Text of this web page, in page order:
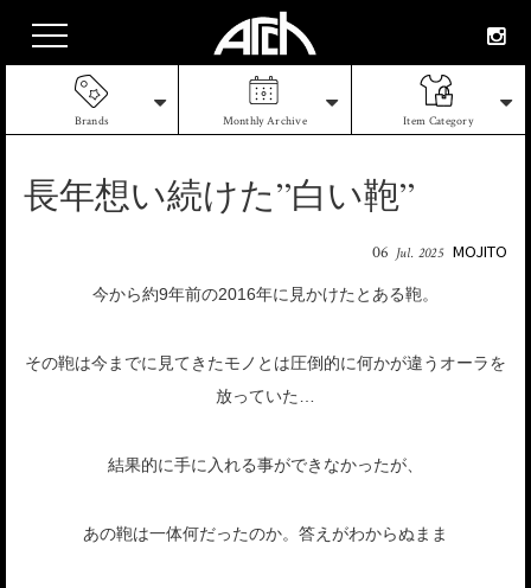
Brands Monthly Archive Item Category
長年想い続けた”白い鞄”
06 Jul. 2025 MOJITO
今から約9年前の2016年に見かけたとある鞄。
その鞄は今までに見てきたモノとは圧倒的に何かが違うオーラを
放っていた…
結果的に手に入れる事ができなかったが、
あの鞄は一体何だったのか。答えがわからぬまま